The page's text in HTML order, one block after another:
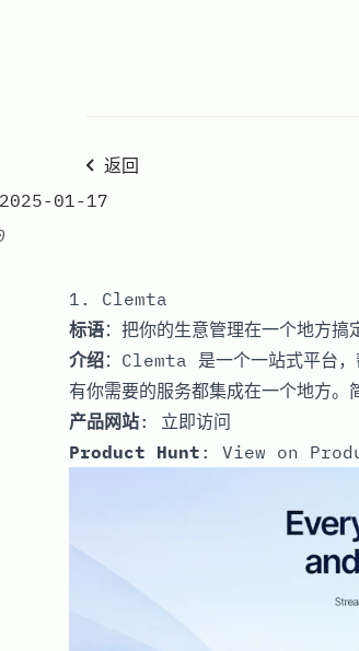
返回
01-17
1. Clemta
标语：把你的生意管理在一个地方搞
介绍：Clemta 是一个一站式平台，
有你需要的服务都集成在一个地方。
产品网站: 立即访问
Product Hunt : View on